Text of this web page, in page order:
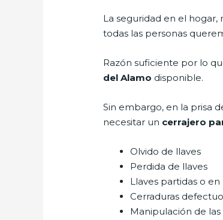
La seguridad en el hogar,
todas las personas
Razón suficiente por lo
del Alamo disponible.
Sin embargo, en la prisa
necesitar un cerrajero
Olvido de llaves
Perdida de llaves
Llaves partidas o
Cerraduras
Manipulación de